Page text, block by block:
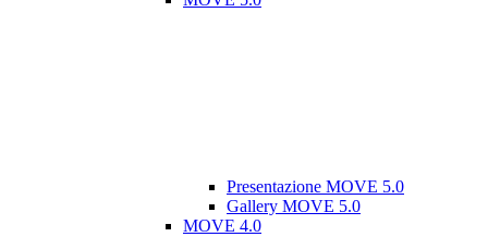
Presentazione MOVE 5.0
Gallery MOVE 5.0
MOVE 4.0